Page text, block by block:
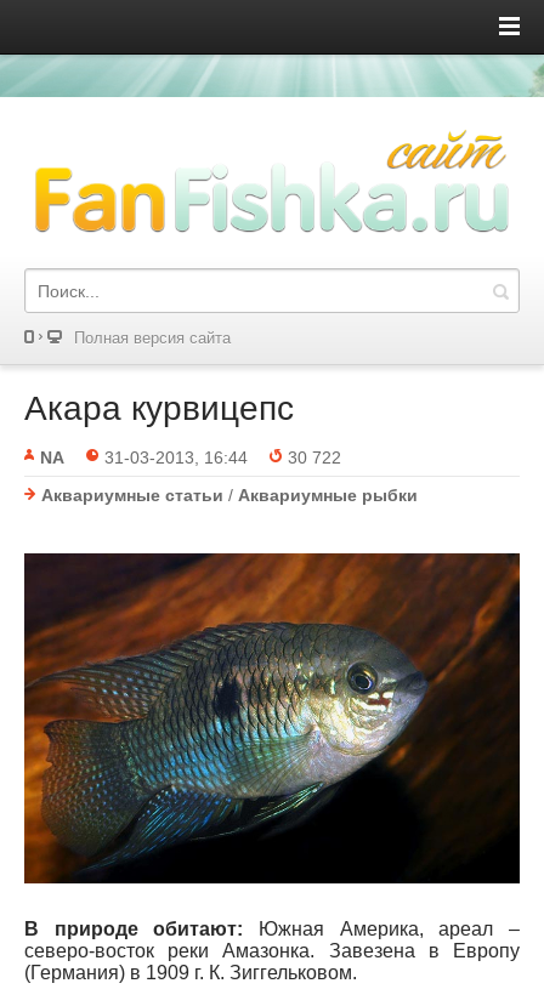
Полная версия сайта
Акара курвицепс
NA 31-03-2013, 16:44
30 722
Аквариумные статьи / Аквариумные рыбки
В природе обитают:
Южная Америка, ареал –
северо-восток реки Амазонка. Завезена в Европу
(Германия) в 1909 г. К. Зиггельковом.